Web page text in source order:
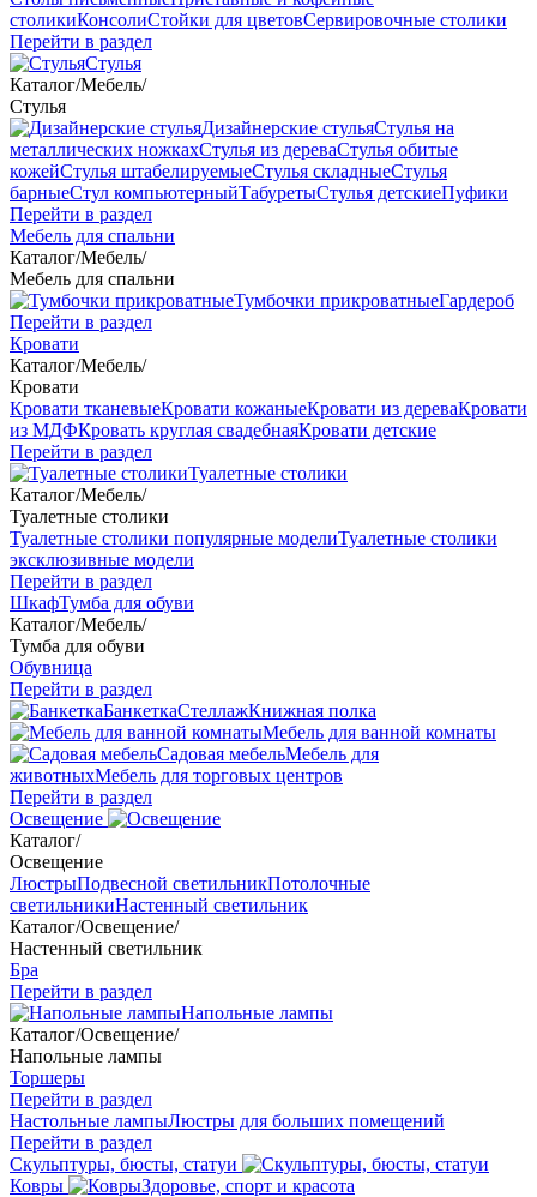
столикиКонсолиСтойки для цветовСервировочные столики
Перейти в раздел
Стулья
Каталог/Мебель/
Стулья
Дизайнерские стульяСтулья на
металлических ножкахСтулья из дереваСтулья обитые
кожейСтулья штабелируемыеСтулья складныеСтулья
барныеСтул компьютерныйТабуретыСтулья детскиеПуфики
Перейти в раздел
Мебель для спальни
Каталог/Мебель/
Мебель для спальни
Тумбочки прикроватныеГардероб
Перейти в раздел
Кровати
Каталог/Мебель/
Кровати
Кровати тканевыеКровати кожаныеКровати из дереваКровати
из МДФКровать круглая свадебнаяКровати детские
Перейти в раздел
Туалетные столики
Каталог/Мебель/
Туалетные столики
Туалетные столики популярные моделиТуалетные столики
эксклюзивные модели
Перейти в раздел
ШкафТумба для обуви
Каталог/Мебель/
Тумба для обуви
Обувница
Перейти в раздел
БанкеткаСтеллажКнижная полка
Мебель для ванной комнаты
Садовая мебельМебель для
животныхМебель для торговых центров
Перейти в раздел
Освещение
Каталог/
Освещение
ЛюстрыПодвесной светильникПотолочные
светильникиНастенный светильник
Каталог/Освещение/
Настенный светильник
Бра
Перейти в раздел
Напольные лампы
Каталог/Освещение/
Напольные лампы
Торшеры
Перейти в раздел
Настольные лампыЛюстры для больших помещений
Перейти в раздел
Скульптуры, бюсты, статуи
Ковры
Здоровье, спорт и красота